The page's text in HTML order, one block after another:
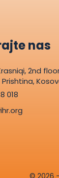
nas
2nd
Prishtina,
018
© 2026